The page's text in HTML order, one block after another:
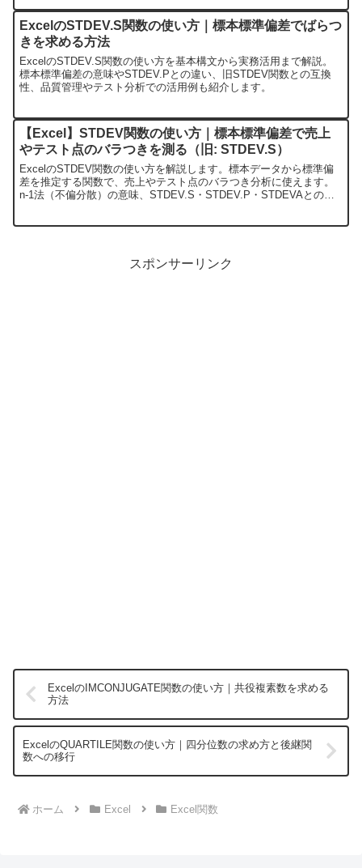
ExcelのSTDEV.S関数の使い方｜標本標準偏差でばらつ
きを求める方法
ExcelのSTDEV.S関数の使い方を基本構文から実務活用まで解説。
標本標準偏差の意味やSTDEV.Pとの違い、旧STDEV関数との互換
性、品質管理やテスト分析での活用例も紹介します。
【Excel】STDEV関数の使い方｜標本標準偏差で売上
やテスト点のバラつきを測る（旧: STDEV.S）
ExcelのSTDEV関数の使い方を解説します。標本データから標準偏
差を推定する関数で、売上やテスト点のバラつき分析に使えます。
n-1法（不偏分散）の意味、STDEV.S・STDEV.P・STDEVAとの使
スポンサーリンク
ExcelのIMCONJUGATE関数の使い方｜共役複素数を求める
方法
ExcelのQUARTILE関数の使い方｜四分位数の求め方と後継関
数への移行
ホーム Excel Excel関数